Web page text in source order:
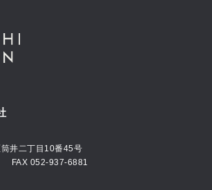
井二丁目10番45号
FAX 052-937-6881